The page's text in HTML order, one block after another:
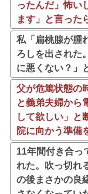
ったんだ」怖い
ます」と言った
私「扁桃腺が腫
ろしを出された
に悪くない？」
父が危篤状態の
と義弟夫婦から
して欲しい」と
院に向かう準備
11年間付き合っ
れた。吹っ切れ
の後まさかの良